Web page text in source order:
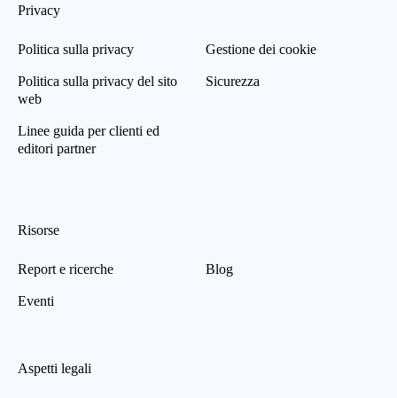
Privacy
Politica sulla privacy
Politica sulla privacy del sito
web
Linee guida per clienti ed
editori partner
Gestione dei cookie
Sicurezza
Risorse
Report e ricerche
Eventi
Blog
Aspetti legali